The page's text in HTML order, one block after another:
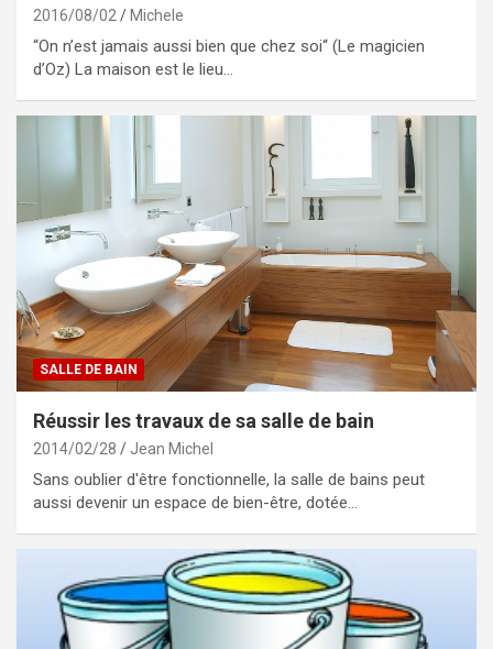
2016/08/02 Michele
“On n’est jamais aussi bien que chez soi“ (Le magicien
d’Oz) La maison est le lieu…
SALLE DE BAIN
Réussir les travaux de sa salle de bain
2014/02/28 Jean Michel
Sans oublier d'être fonctionnelle, la salle de bains peut
aussi devenir un espace de bien-être, dotée…